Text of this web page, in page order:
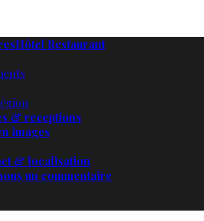
Hôtel Restaurant
& receptions
images
& localisation
un commentaire